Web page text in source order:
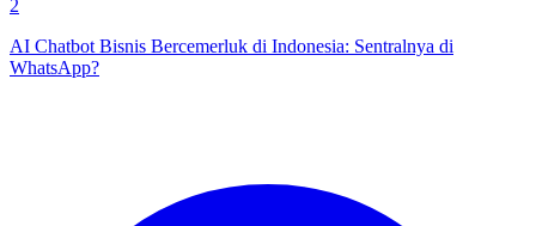
2
AI Chatbot Bisnis Bercemerluk di Indonesia: Sentralnya di
WhatsApp?